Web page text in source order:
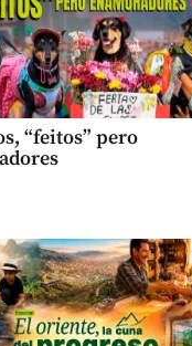
“feitos” pero